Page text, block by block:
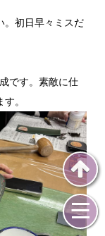
。初日早々ミスだ
です。素敵に仕
。